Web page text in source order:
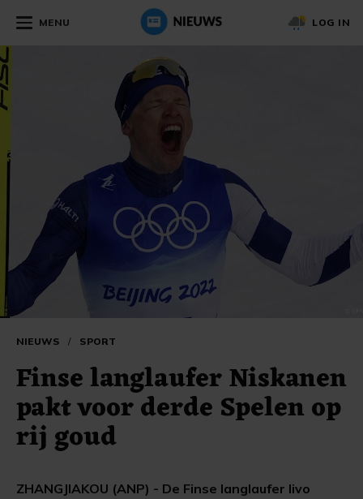
MENU LOG IN
NIEUWS / SPORT
Finse langlaufer Niskanen
pakt voor derde Spelen op
rij goud
ZHANGJIAKOU (ANP) - De Finse langlaufer Iivo